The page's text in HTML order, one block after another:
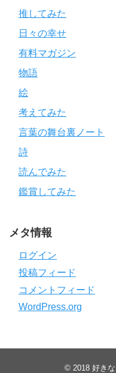
推してみた
日々の幸せ
有料マガジン
物語
絵
考えてみた
言葉の舞台裏ノート
詩
読んでみた
鑑賞してみた
メタ情報
ログイン
投稿フィード
コメントフィード
WordPress.org
© 2018 好き